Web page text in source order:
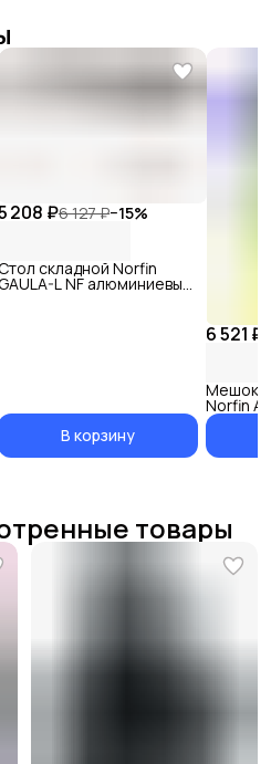
208 ₽6 127 ₽−15%
складной Norfin
L NF алюминиевый
В корзину
6 521 ₽
Мешок-
Norfin
L
товары